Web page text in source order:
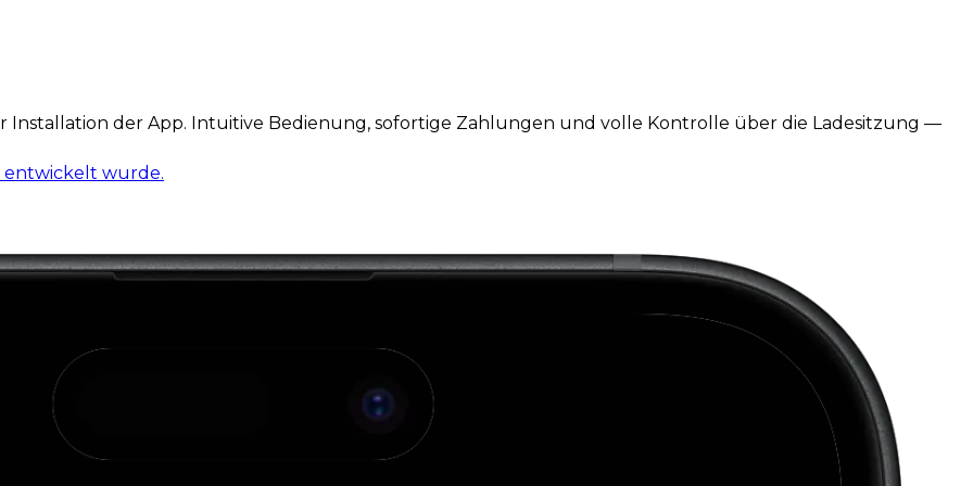
entwickelt wurde.
Installation der App. Intuitive Bedienung, sofortige Zahlungen und volle Kontrolle über die Ladesitzung —